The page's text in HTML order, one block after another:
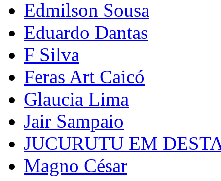
Edmilson Sousa
Eduardo Dantas
F Silva
Feras Art Caicó
Glaucia Lima
Jair Sampaio
JUCURUTU EM
Magno César